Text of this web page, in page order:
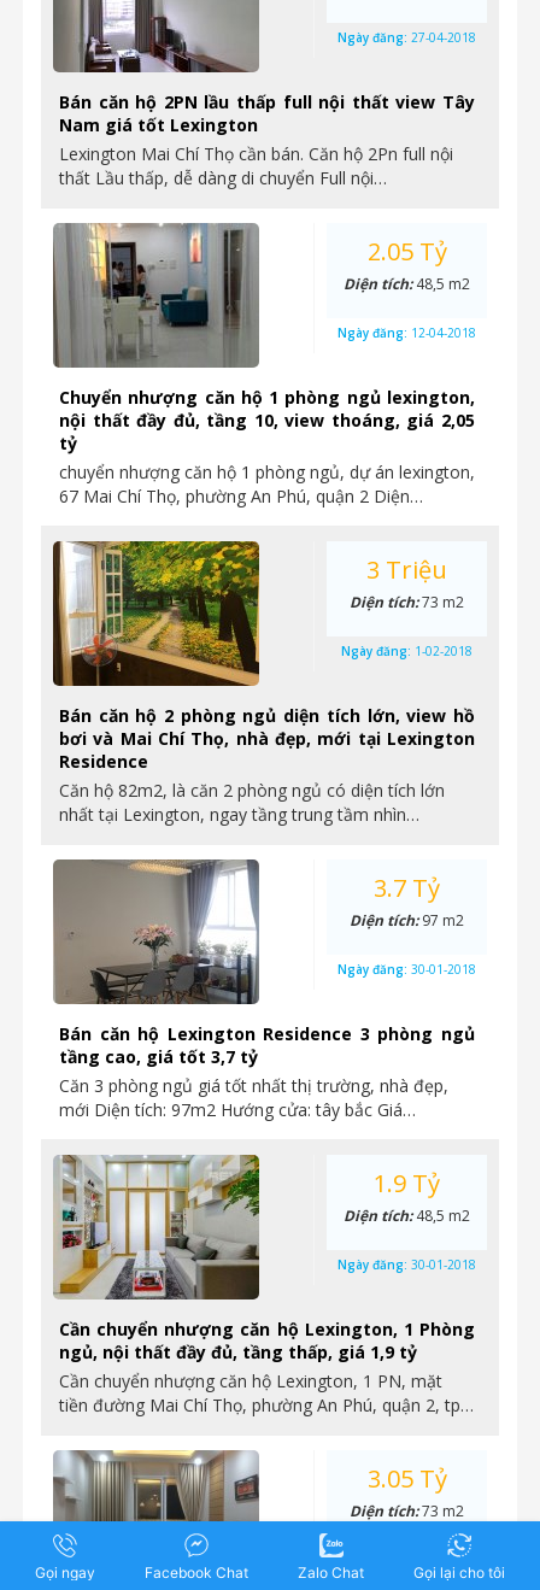
Bán căn hộ 2PN lầu thấp full nội thất view Tây
Nam giá tốt Lexington
Lexington Mai Chí Thọ cần bán. Căn hộ 2Pn full nội
thất Lầu thấp, dễ dàng di chuyển Full nội…
Ngày đăng: 27-04-2018
Chuyển nhượng căn hộ 1 phòng ngủ lexington,
nội thất đầy đủ, tầng 10, view thoáng, giá 2,05
tỷ
chuyển nhượng căn hộ 1 phòng ngủ, dự án lexington,
67 Mai Chí Thọ, phường An Phú, quận 2 Diện…
2.05 Tỷ
Diện tích:48,5 m2
Ngày đăng: 12-04-2018
Bán căn hộ 2 phòng ngủ diện tích lớn, view hồ
bơi và Mai Chí Thọ, nhà đẹp, mới tại Lexington
Residence
Căn hộ 82m2, là căn 2 phòng ngủ có diện tích lớn
nhất tại Lexington, ngay tầng trung tầm nhìn…
3 Triệu
Diện tích:73 m2
Ngày đăng: 1-02-2018
Bán căn hộ Lexington Residence 3 phòng ngủ
tầng cao, giá tốt 3,7 tỷ
Căn 3 phòng ngủ giá tốt nhất thị trường, nhà đẹp,
mới Diện tích: 97m2 Hướng cửa: tây bắc Giá…
3.7 Tỷ
Diện tích:97 m2
Ngày đăng: 30-01-2018
Cần chuyển nhượng căn hộ Lexington, 1 Phòng
ngủ, nội thất đầy đủ, tầng thấp, giá 1,9 tỷ
Cần chuyển nhượng căn hộ Lexington, 1 PN, mặt
tiền đường Mai Chí Thọ, phường An Phú, quận 2, tp…
1.9 Tỷ
Diện tích:48,5 m2
Ngày đăng: 30-01-2018
3.05 Tỷ
Diện tích:73 m2
Ngày đăng: 29-01-2018
Gọi ngay Facebook Chat Zalo Chat Gọi lại cho tôi